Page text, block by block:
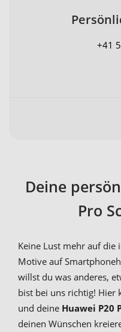
+41
Deine
Pro
Keine Lust mehr auf
Motive auf
willst du was anderes,
bist bei uns richtig! Hier
und deine Huawei P20
deinen Wünschen